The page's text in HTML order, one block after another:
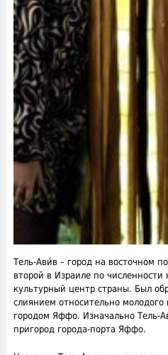
Тель-Ави́в – город на восточном
второй в Израиле по
культурный центр страны. Был
слиянием относительно
городом Яффо. Изначально Тель-
пригород города-порта Яффо.